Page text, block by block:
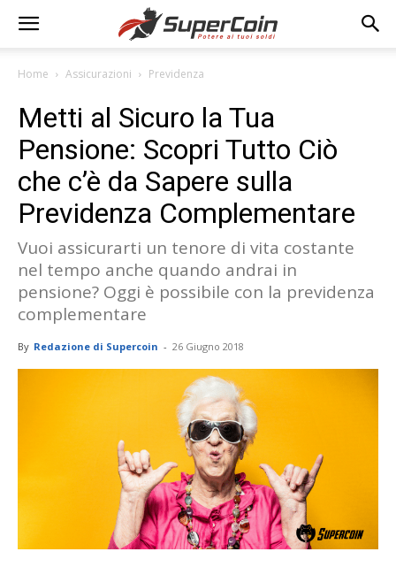
Home Assicurazioni Previdenza
Metti al Sicuro la Tua
Pensione: Scopri Tutto Ciò
che c’è da Sapere sulla
Previdenza Complementare
Vuoi assicurarti un tenore di vita costante
nel tempo anche quando andrai in
pensione? Oggi è possibile con la previdenza
complementare
By Redazione di Supercoin - 26 Giugno 2018